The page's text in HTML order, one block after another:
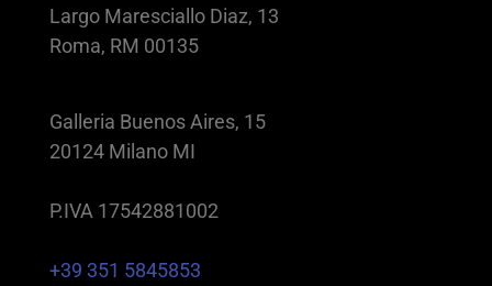
Largo Maresciallo Diaz, 13
Roma, RM 00135
Galleria Buenos Aires, 15
20124 Milano MI
P.IVA 17542881002
+39 351 5845853